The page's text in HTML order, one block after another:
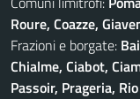
Roure, Coazze,
Frazioni e borgate:
Chialme, Ciabot,
Passoir, Prageria,